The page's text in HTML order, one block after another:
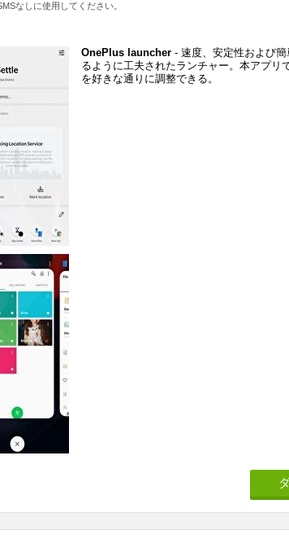
なしに使用してください。
OnePlus launcher - 速度、安定性および
るように工夫されたランチャー。本アプリ
を好きな通りに調整できる。